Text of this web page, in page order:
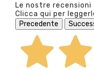
Le nostre recensioni
Clicca qui per
Precedente